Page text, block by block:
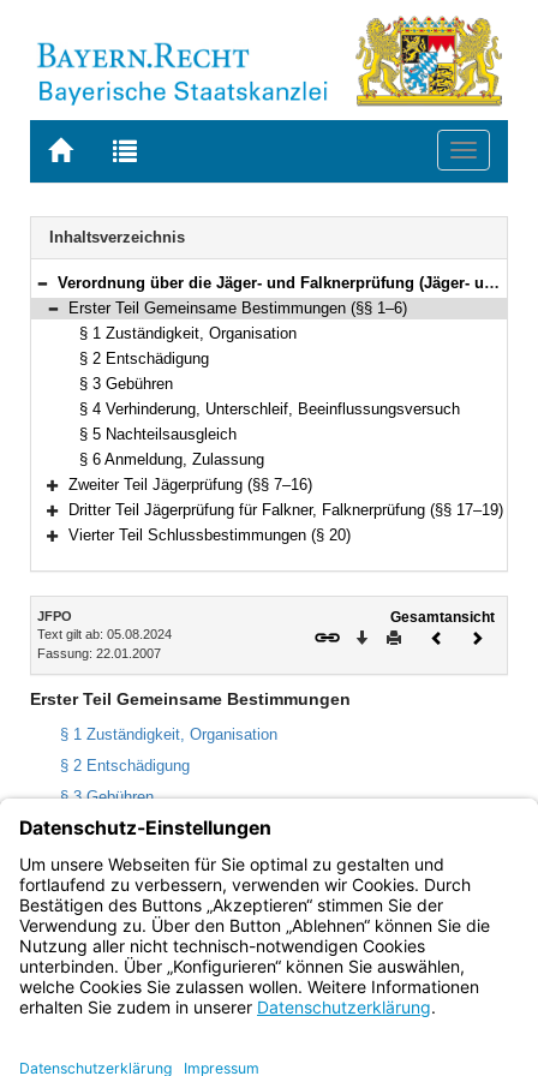
Zur
BAYERN.RECHT
Zur
letzten
Suche
Toggle
Navigation
Inhaltsverzeichnis
Bereich reduzieren
Verordnung über die Jäger- und Falknerprüfung (Jäger- und Falknerprüfungsordnung – JFPO) Vom 22. Januar 2007 (GVBl. S. 59) BayRS 792-7-W (§§ 1–20)
Bereich reduzieren
Erster Teil Gemeinsame Bestimmungen (§§ 1–6)
§ 1 Zuständigkeit, Organisation
§ 2 Entschädigung
§ 3 Gebühren
§ 4 Verhinderung, Unterschleif, Beeinflussungsversuch
§ 5 Nachteilsausgleich
§ 6 Anmeldung, Zulassung
Bereich erweitern
Zweiter Teil Jägerprüfung (§§ 7–16)
Bereich erweitern
Dritter Teil Jägerprüfung für Falkner, Falknerprüfung (§§ 17–19)
Vierter Teil Schlussbestimmungen (§ 20)
Inhalt
JFPO
Text gilt ab: 05.08.2024
Fassung: 22.01.2007
Gesamtansicht
Download
DruckenVorheriges
Erster Teil Gemeinsame Bestimmungen
§ 1 Zuständigkeit, Organisation
§ 2 Entschädigung
§ 3 Gebühren
§ 4 Verhinderung, Unterschleif, Beeinflussungsversuch
§ 5 Nachteilsausgleich
§ 6 Anmeldung, Zulassung
Bayern.de
BayernPortal
Impressum